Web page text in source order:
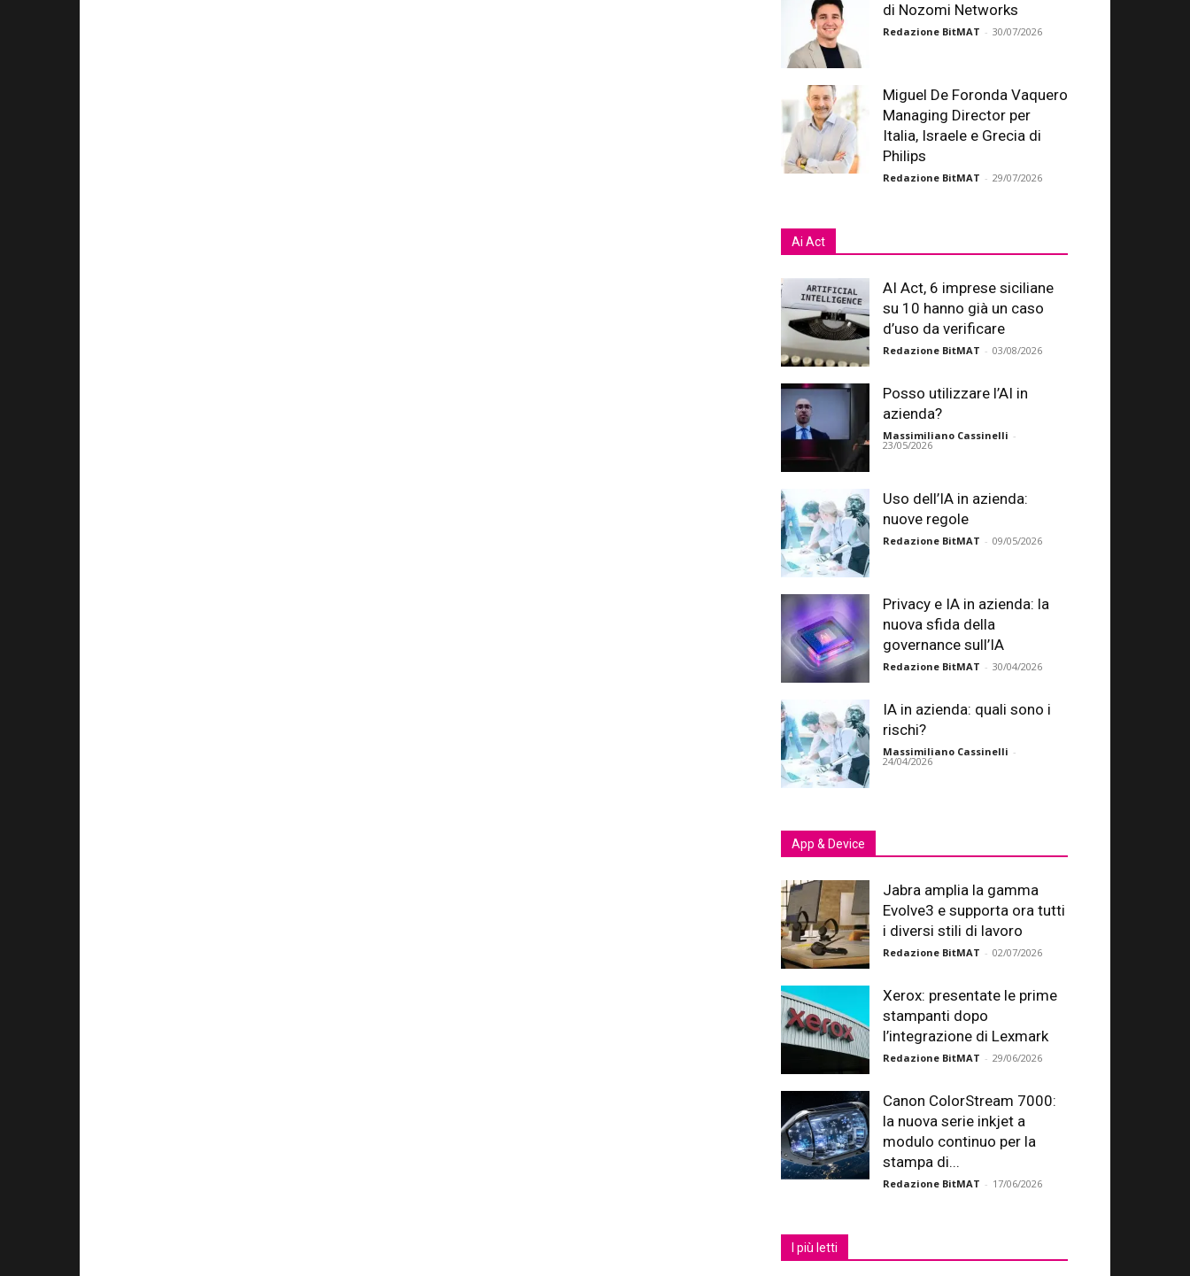
di Nozomi Networks
Redazione BitMAT - 30/07/2026
Miguel De Foronda Vaquero
Managing Director per
Italia, Israele e Grecia di
Philips
Redazione BitMAT - 29/07/2026
Ai Act
AI Act, 6 imprese siciliane
su 10 hanno già un caso
d’uso da verificare
Redazione BitMAT - 03/08/2026
Posso utilizzare l’AI in
azienda?
Massimiliano Cassinelli -
23/05/2026
Uso dell’IA in azienda:
nuove regole
Redazione BitMAT - 09/05/2026
Privacy e IA in azienda: la
nuova sfida della
governance sull’IA
Redazione BitMAT - 30/04/2026
IA in azienda: quali sono i
rischi?
Massimiliano Cassinelli -
24/04/2026
App & Device
Jabra amplia la gamma
Evolve3 e supporta ora tutti
i diversi stili di lavoro
Redazione BitMAT - 02/07/2026
Xerox: presentate le prime
stampanti dopo
l’integrazione di Lexmark
Redazione BitMAT - 29/06/2026
Canon ColorStream 7000:
la nuova serie inkjet a
modulo continuo per la
stampa di...
Redazione BitMAT - 17/06/2026
I più letti